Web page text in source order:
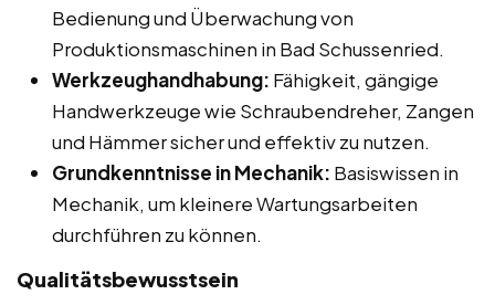
Bedienung und Überwachung von
Produktionsmaschinen in Bad Schussenried.
Werkzeughandhabung: Fähigkeit, gängige
Handwerkzeuge wie Schraubendreher, Zangen
und Hämmer sicher und effektiv zu nutzen.
Grundkenntnisse in Mechanik: Basiswissen in
Mechanik, um kleinere Wartungsarbeiten
durchführen zu können.
Qualitätsbewusstsein